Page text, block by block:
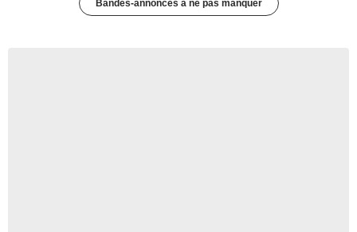
Bandes-annonces à ne pas manquer